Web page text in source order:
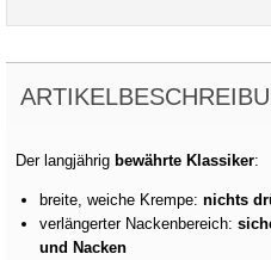
Der langjährig bewährte Klassiker:
breite, weiche Krempe: nichts
verlängerter Nackenbereich:
und Nacken